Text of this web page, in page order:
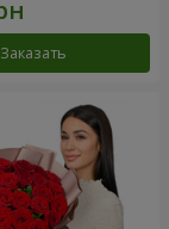
Заказать